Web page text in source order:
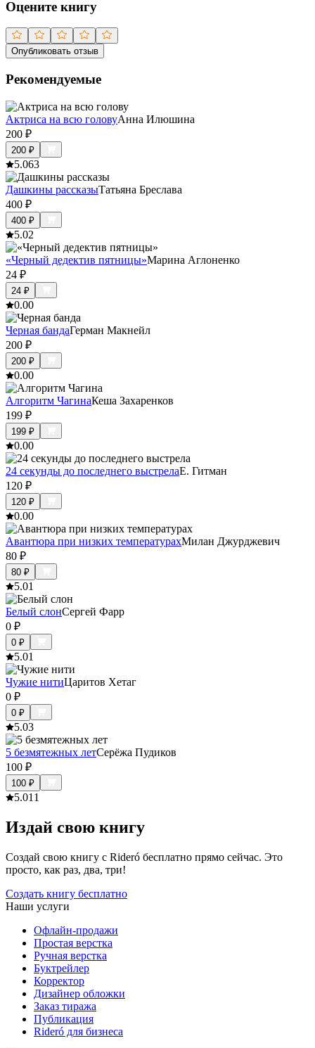
Оцените книгу
Опубликовать отзыв
Рекомендуемые
Актриса на всю головуАнна Илюшина
200 ₽
200 ₽
5.063
Дашкины рассказыТатьяна Бреслава
400 ₽
400 ₽
5.02
«Черный дедектив пятницы»Марина Аглоненко
24 ₽
24 ₽
0.00
Черная бандаГерман Макнейл
200 ₽
200 ₽
0.00
Алгоритм ЧагинаКеша Захаренков
199 ₽
199 ₽
0.00
24 секунды до последнего выстрелаЕ. Гитман
120 ₽
120 ₽
0.00
Авантюра при низких температурахМилан Джурджевич
80 ₽
80 ₽
5.01
Белый слонСергей Фарр
0 ₽
0 ₽
5.01
Чужие нитиЦаритов Хетаг
0 ₽
0 ₽
5.03
5 безмятежных летСерёжа Пудиков
100 ₽
100 ₽
5.011
Издай свою книгу
Создай свою книгу с Rideró бесплатно прямо сейчас. Это
просто, как раз, два, три!
Создать книгу бесплатно
Наши услуги
Офлайн-продажи
Простая верстка
Ручная верстка
Буктрейлер
Корректор
Дизайнер обложки
Заказ тиража
Публикация
Rideró для бизнеса